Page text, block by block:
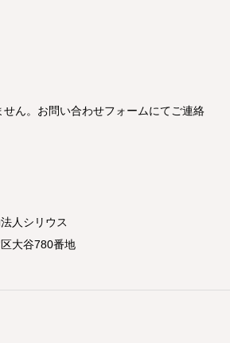
ん。お問い合わせフォームにてご連絡
人シリウス
大谷780番地